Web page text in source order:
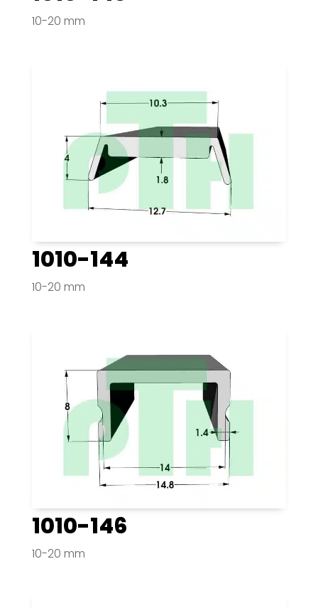
10-20 mm
1010-144
10-20 mm
1010-146
10-20 mm